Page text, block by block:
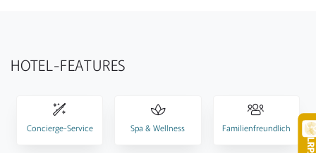
HOTEL-FEATURES
Concierge-Service Spa & Wellness Familienfreundlich